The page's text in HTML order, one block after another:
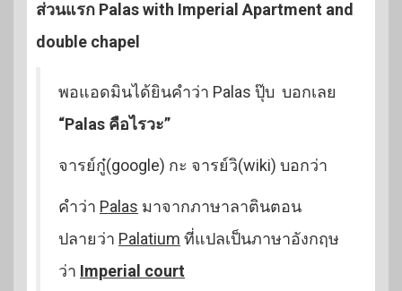
ส่วนแรก Palas with Imperial Apartment and
double chapel
พอแอดมินได้ยินคำว่า Palas ปุ๊บ บอกเลย
“Palas คือไรวะ”
จารย์กู๋(google) กะ จารย์วิ(wiki) บอกว่า
คำว่า Palas มาจากภาษาลาตินตอน
ปลายว่า Palatium ที่แปลเป็นภาษาอังกฤษ
ว่า Imperial court